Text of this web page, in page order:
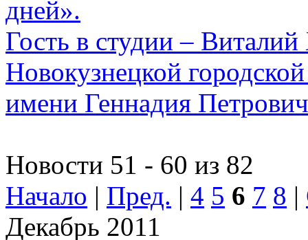
дней».
Гость в студии –
Новокузнецкой
имени Геннадия
Новости 51 - 60 из 82
Начало | Пред. | 4 5 6 7 8 |
Декабрь 2011